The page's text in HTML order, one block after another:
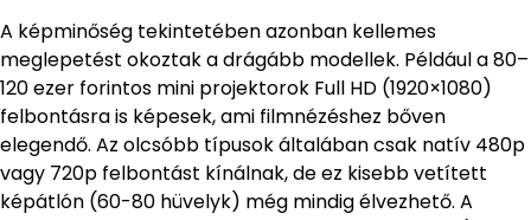
A képminőség tekintetében azonban kellemes
meglepetést okoztak a drágább modellek. Például a 80–
120 ezer forintos mini projektorok Full HD (1920×1080)
felbontásra is képesek, ami filmnézéshez bőven
elegendő. Az olcsóbb típusok általában csak natív 480p
vagy 720p felbontást kínálnak, de ez kisebb vetített
képátlón (60-80 hüvelyk) még mindig élvezhető. A